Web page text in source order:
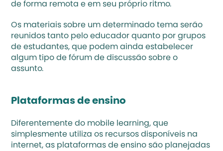
de forma remota e em seu próprio ritmo.
Os materiais sobre um determinado tema serão
reunidos tanto pelo educador quanto por grupos
de estudantes, que podem ainda estabelecer
algum tipo de fórum de discussão sobre o
assunto.
Plataformas de ensino
Diferentemente do mobile learning, que
simplesmente utiliza os recursos disponíveis na
internet, as plataformas de ensino são planejadas